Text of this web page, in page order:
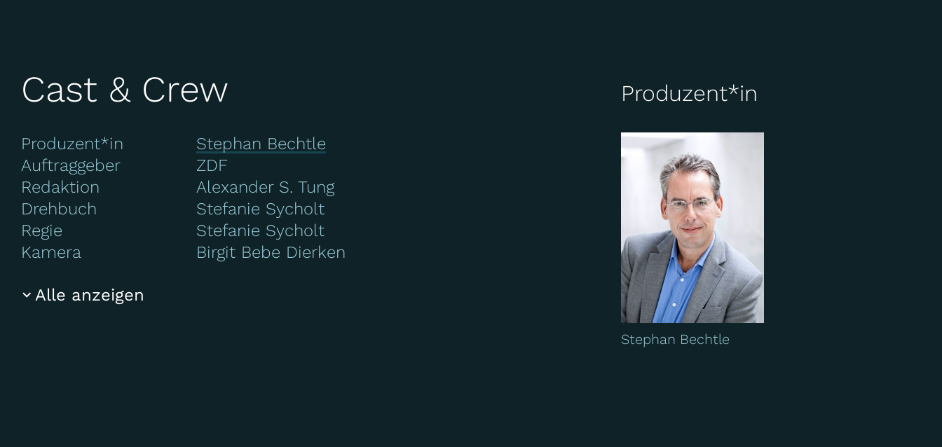
Cast & Crew
Produzent*in
Stephan Bechtle
Auftraggeber
ZDF
Redaktion
Alexander S. Tung
Drehbuch
Stefanie Sycholt
Regie
Stefanie Sycholt
Kamera
Birgit Bebe Dierken
Alle anzeigen
Produzent*in
Stephan Bechtle